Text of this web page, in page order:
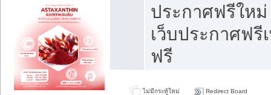
ประกาศฟรีให
เว็บประกาศฟรี
ฟรี
ไม่มีกระทู้ใหม่ Redirect Board